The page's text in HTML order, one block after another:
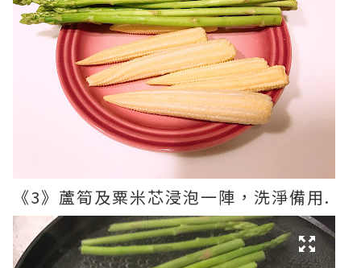
《3》蘆筍及粟米芯浸泡一陣，洗淨備用.